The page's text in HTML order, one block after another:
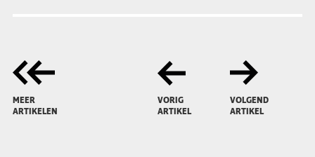
MEER
ARTIKELEN
VORIG
ARTIKEL
VOLGEND
ARTIKEL